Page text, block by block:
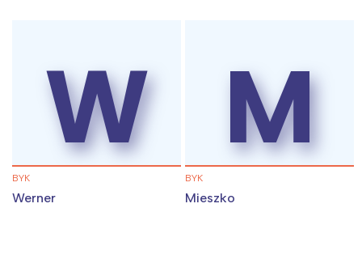
W
BYK
Werner
M
BYK
Mieszko